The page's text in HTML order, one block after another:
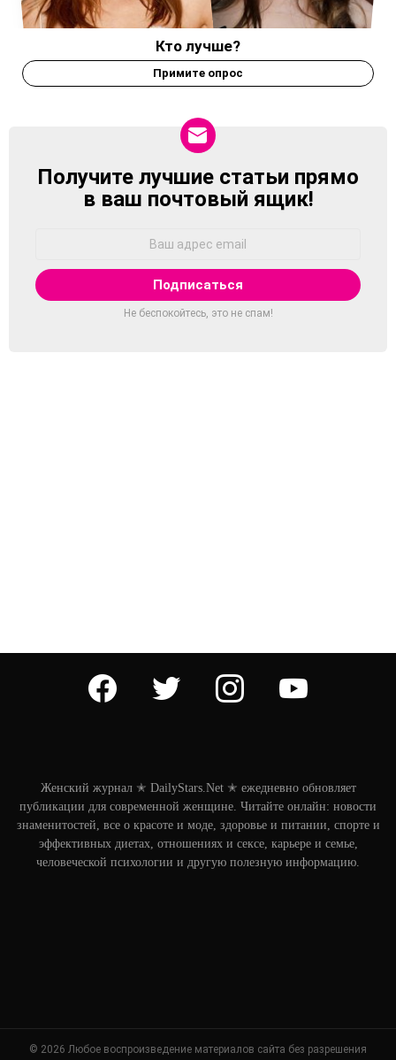
Кто лучше?
Примите опрос
NEWSLETTER
Получите лучшие статьи прямо
в ваш почтовый ящик!
Не беспокойтесь, это не спам!
facebook twitter instagram youtube
Женский журнал ✭ DailyStars.Net ✭ ежедневно обновляет
публикации для современной женщине. Читайте онлайн: новости
знаменитостей, все о красоте и моде, здоровье и питании, спорте и
эффективных диетах, отношениях и сексе, карьере и семье,
человеческой психологии и другую полезную информацию.
© 2026 Любое воспроизведение материалов сайта без разрешения